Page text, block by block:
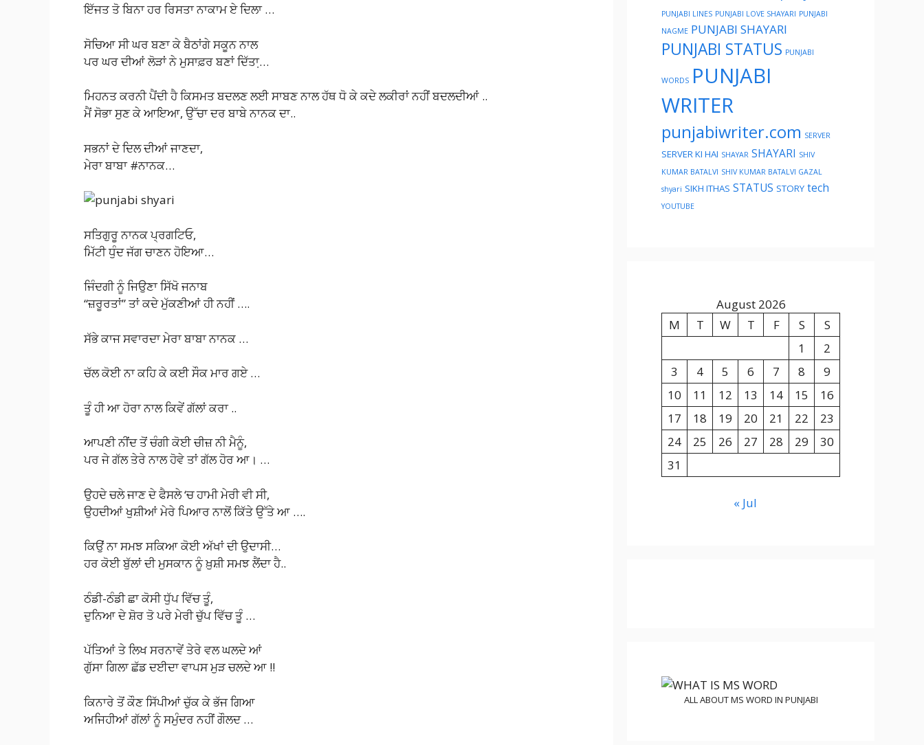
ਇੱਜਤ ਤੋ ਬਿਨਾ ਹਰ ਰਿਸਤਾ ਨਾਕਾਮ ਏ ਦਿਲਾ …
ਸੋਚਿਆ ਸੀ ਘਰ ਬਣਾ ਕੇ ਬੈਠਾਂਗੇ ਸਕੂਨ ਨਾਲ
ਪਰ ਘਰ ਦੀਆਂ ਲੋੜਾਂ ਨੇ ਮੁਸਾਫ਼ਰ ਬਣਾਂ ਦਿੱਤਾ਼…
ਮਿਹਨਤ ਕਰਨੀ ਪੈਂਦੀ ਹੈ ਕਿਸਮਤ ਬਦਲਣ ਲਈ ਸਾਬਣ ਨਾਲ ਹੱਥ ਧੋ ਕੇ ਕਦੇ ਲਕੀਰਾਂ ਨਹੀਂ ਬਦਲਦੀਆਂ ..
ਮੈਂ ਸੋਭਾ ਸੁਣ ਕੇ ਆਇਆ, ਉੱਚਾ ਦਰ ਬਾਬੇ ਨਾਨਕ ਦਾ..
ਸਭਨਾਂ ਦੇ ਦਿਲ ਦੀਆਂ ਜਾਣਦਾ,
ਮੇਰਾ ਬਾਬਾ #ਨਾਨਕ…
ਸਤਿਗੁਰੂ ਨਾਨਕ ਪ੍ਰਗਟਿਓ,
ਮਿੱਟੀ ਧੁੰਦ ਜੱਗ ਚਾਣਨ ਹੋਇਆ…
ਜਿੰਦਗੀ ਨੂੰ ਜਿਉਣਾ ਸਿੱਖੋ ਜਨਾਬ
“ਜ਼ਰੂਰਤਾਂ” ਤਾਂ ਕਦੇ ਮੁੱਕਣੀਆਂ ਹੀ ਨਹੀਂ ….
ਸੱਭੇ ਕਾਜ ਸਵਾਰਦਾ ਮੇਰਾ ਬਾਬਾ ਨਾਨਕ …
ਚੱਲ ਕੋਈ ਨਾ ਕਹਿ ਕੇ ਕਈ ਸੌਕ ਮਾਰ ਗਏ …
ਤੂੰ ਹੀ ਆ ਹੋਰਾ ਨਾਲ ਕਿਵੇਂ ਗੱਲਾਂ ਕਰਾ ..
ਆਪਣੀ ਨੀਂਦ ਤੋਂ ਚੰਗੀ ਕੋਈ ਚੀਜ਼ ਨੀ ਮੈਨੂੰ,
ਪਰ ਜੇ ਗੱਲ ਤੇਰੇ ਨਾਲ ਹੋਵੇ ਤਾਂ ਗੱਲ ਹੋਰ ਆ। …
ਉਹਦੇ ਚਲੇ ਜਾਣ ਦੇ ਫੈਸਲੇ ‘ਚ ਹਾਮੀ ਮੇਰੀ ਵੀ ਸੀ,
ਉਹਦੀਆਂ ਖੁਸ਼ੀਆਂ ਮੇਰੇ ਪਿਆਰ ਨਾਲੋਂ ਕਿੱਤੇ ਉੱਤੇ ਆ ….
ਕਿਉਂ ਨਾ ਸਮਝ ਸਕਿਆ ਕੋਈ ਅੱਖਾਂ ਦੀ ਉਦਾਸੀ…
ਹਰ ਕੋਈ ਬੁੱਲਾਂ ਦੀ ਮੁਸਕਾਨ ਨੂੰ ਖ਼ੁਸ਼ੀ ਸਮਝ ਲੈਂਦਾ ਹੈ..
ਠੰਡੀ-ਠੰਡੀ ਛਾ ਕੋਸੀ ਧੁੱਪ ਵਿੱਚ ਤੂੰ,
ਦੁਨਿਆ ਦੇ ਸ਼ੋਰ ਤੋ ਪਰੇ ਮੇਰੀ ਚੁੱਪ ਵਿੱਚ ਤੂੰ …
ਪੱਤਿਆਂ ਤੇ ਲਿਖ ਸਰਨਾਵੇਂ ਤੇਰੇ ਵਲ ਘਲਦੇ ਆਂ
ਗੁੱਸਾ ਗਿਲਾ ਛੱਡ ਦਈਦਾ ਵਾਪਸ ਮੁੜ ਚਲਦੇ ਆ !!
ਕਿਨਾਰੇ ਤੋਂ ਕੌਣ ਸਿੱਪੀਆਂ ਚੁੱਕ ਕੇ ਭੱਜ ਗਿਆ
ਅਜਿਹੀਆਂ ਗੱਲਾਂ ਨੂੰ ਸਮੁੰਦਰ ਨਹੀਂ ਗੌਲਦ …
PUNJABI LINES PUNJABI LOVE SHAYARI PUNJABI
NAGME PUNJABI SHAYARI
PUNJABI STATUS PUNJABI
WORDS PUNJABI
WRITER
punjabiwriter.com SERVER
SERVER KI HAI SHAYAR SHAYARI SHIV
KUMAR BATALVI SHIV KUMAR BATALVI GAZAL
shyari SIKH ITHAS STATUS STORY tech
YOUTUBE
August 2026
M
T W T F S
S
1
2
3
4 5 6 7 8
9
10
11 12 13 14 15
16
17
18 19 20 21 22
23
24
25 26 27 28 29
30
31
« Jul
ALL ABOUT MS WORD IN PUNJABI